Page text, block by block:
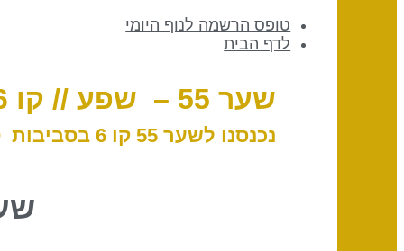
טופס הרשמה לנוף היומי
לדף הבית
שער 55 – שפע // קו 6 – אנוכיות
נכנסנו לשער 55 קו 6 בסביבות 08:50 לפי שעון ישראל, 23 בפברואר, 2025